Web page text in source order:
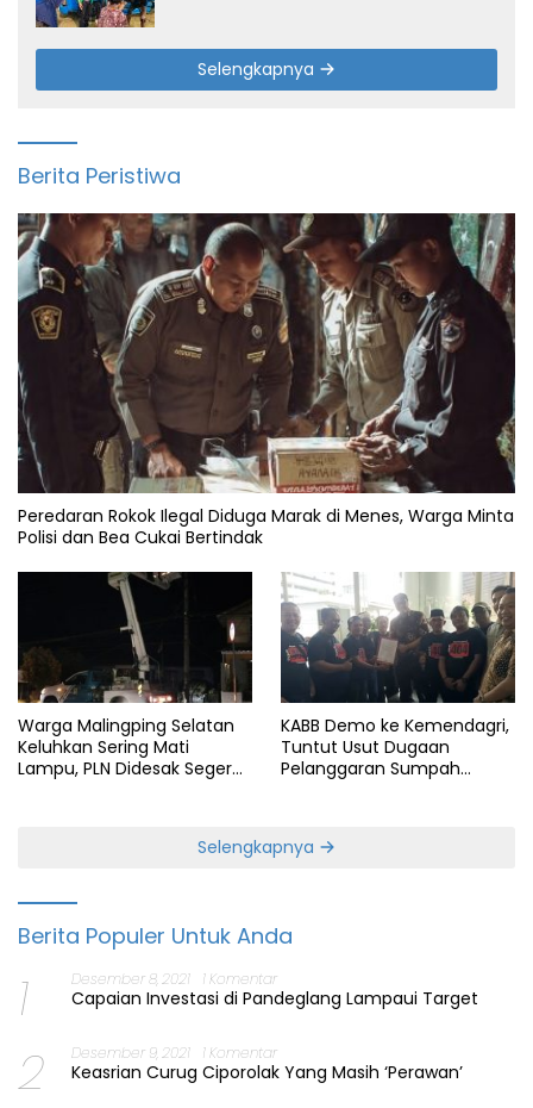
Selengkapnya
Berita Peristiwa
Peredaran Rokok Ilegal Diduga Marak di Menes, Warga Minta
Polisi dan Bea Cukai Bertindak
Warga Malingping Selatan
Keluhkan Sering Mati
Lampu, PLN Didesak Segera
KABB Demo ke Kemendagri,
Tuntut Usut Dugaan
Pelanggaran Sumpah
Selengkapnya
Berita Populer Untuk Anda
1 Desember 8, 2021 1 Komentar
Capaian Investasi di Pandeglang Lampaui Target
2 Desember 9, 2021 1 Komentar
Keasrian Curug Ciporolak Yang Masih ‘Perawan’